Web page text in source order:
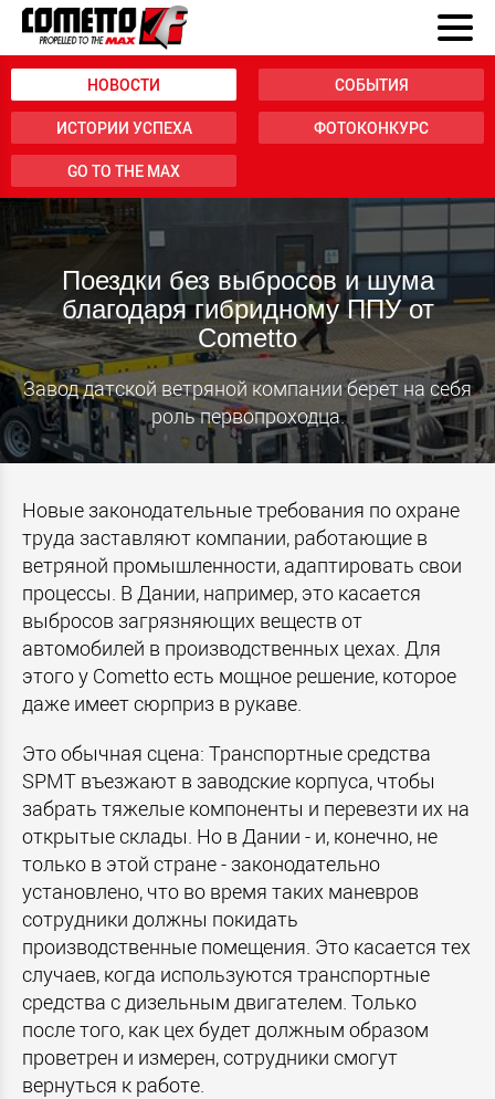
НОВОСТИ СОБЫТИЯ
ИСТОРИИ УСПЕХА ФОТОКОНКУРС
GO TO THE MAX
Поездки без выбросов и шума
благодаря гибридному ППУ от
Cometto
Завод датской ветряной компании берет на себя
роль первопроходца.
Новые законодательные требования по охране
труда заставляют компании, работающие в
ветряной промышленности, адаптировать свои
процессы. В Дании, например, это касается
выбросов загрязняющих веществ от
автомобилей в производственных цехах. Для
этого у Cometto есть мощное решение, которое
даже имеет сюрприз в рукаве.
Это обычная сцена: Транспортные средства
SPMT въезжают в заводские корпуса, чтобы
забрать тяжелые компоненты и перевезти их на
открытые склады. Но в Дании - и, конечно, не
только в этой стране - законодательно
установлено, что во время таких маневров
сотрудники должны покидать
производственные помещения. Это касается тех
случаев, когда используются транспортные
средства с дизельным двигателем. Только
после того, как цех будет должным образом
проветрен и измерен, сотрудники смогут
вернуться к работе.